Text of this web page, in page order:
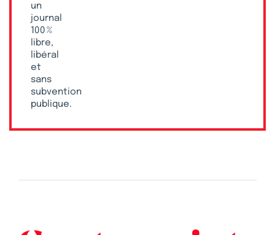
un
journal
100 %
libre,
libéral
et
sans
subvention
publique.